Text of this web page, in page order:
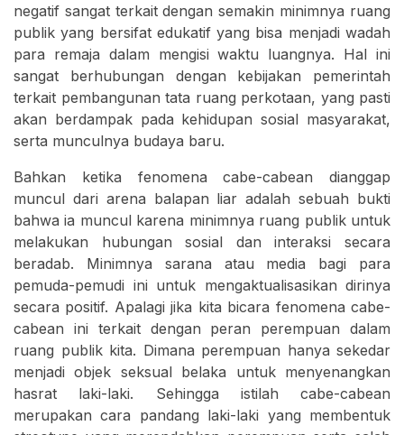
negatif sangat terkait dengan semakin minimnya ruang
publik yang bersifat edukatif yang bisa menjadi wadah
para remaja dalam mengisi waktu luangnya. Hal ini
sangat berhubungan dengan kebijakan pemerintah
terkait pembangunan tata ruang perkotaan, yang pasti
akan berdampak pada kehidupan sosial masyarakat,
serta munculnya budaya baru.
Bahkan ketika fenomena cabe-cabean dianggap
muncul dari arena balapan liar adalah sebuah bukti
bahwa ia muncul karena minimnya ruang publik untuk
melakukan hubungan sosial dan interaksi secara
beradab. Minimnya sarana atau media bagi para
pemuda-pemudi ini untuk mengaktualisasikan dirinya
secara positif. Apalagi jika kita bicara fenomena cabe-
cabean ini terkait dengan peran perempuan dalam
ruang publik kita. Dimana perempuan hanya sekedar
menjadi objek seksual belaka untuk menyenangkan
hasrat laki-laki. Sehingga istilah cabe-cabean
merupakan cara pandang laki-laki yang membentuk